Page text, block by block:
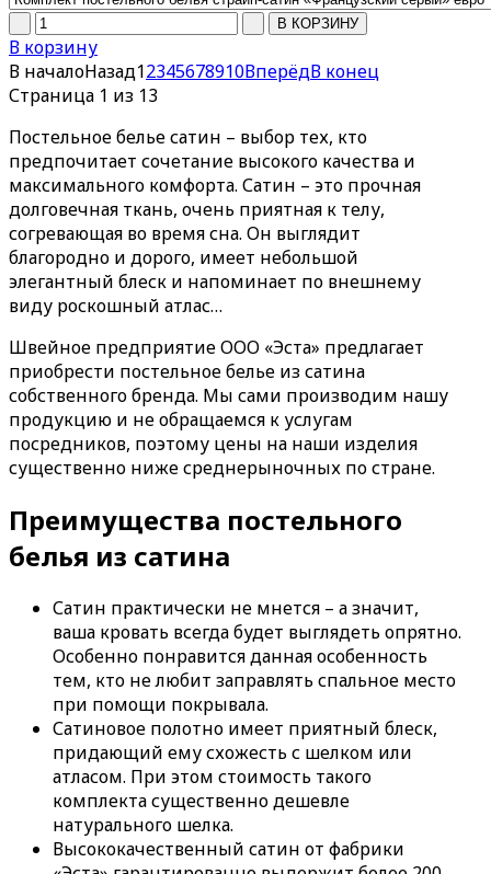
В корзину
В началоНазад12345678910ВперёдВ конец
Страница 1 из 13
Постельное белье сатин – выбор тех, кто
предпочитает сочетание высокого качества и
максимального комфорта. Сатин – это прочная
долговечная ткань, очень приятная к телу,
согревающая во время сна. Он выглядит
благородно и дорого, имеет небольшой
элегантный блеск и напоминает по внешнему
виду роскошный атлас…
Швейное предприятие ООО «Эста» предлагает
приобрести постельное белье из сатина
собственного бренда. Мы сами производим нашу
продукцию и не обращаемся к услугам
посредников, поэтому цены на наши изделия
существенно ниже среднерыночных по стране.
Преимущества постельного
белья из сатина
Сатин практически не мнется – а значит,
ваша кровать всегда будет выглядеть опрятно.
Особенно понравится данная особенность
тем, кто не любит заправлять спальное место
при помощи покрывала.
Сатиновое полотно имеет приятный блеск,
придающий ему схожесть с шелком или
атласом. При этом стоимость такого
комплекта существенно дешевле
натурального шелка.
Высококачественный сатин от фабрики